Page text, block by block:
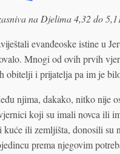
na Djelima 4,32 do
evanđeoske istine u
Mnogi od ovih prvih
obitelji i prijatelja pa im je
njima, dakako, nitko nije
koji su imali novca ili
ili zemljišta, donosili su
prema njegovim